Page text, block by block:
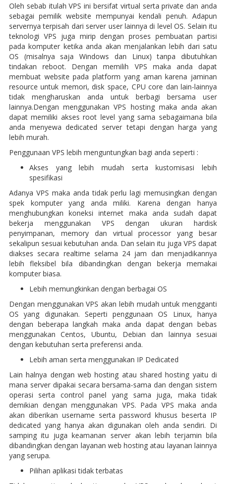
Oleh sebab itulah VPS ini bersifat virtual serta private dan anda
sebagai pemilik website mempunyai kendali penuh. Adapun
servernya terpisah dari server user lainnya di level OS. Selain itu
teknologi VPS juga mirip dengan proses pembuatan partisi
pada komputer ketika anda akan menjalankan lebih dari satu
OS (misalnya saja Windows dan Linux) tanpa dibutuhkan
tindakan reboot. Dengan memilih VPS maka anda dapat
membuat website pada platform yang aman karena jaminan
resource untuk memori, disk space, CPU core dan lain-lainnya
tidak mengharuskan anda untuk berbagi bersama user
lainnya.Dengan menggunakan VPS hosting maka anda akan
dapat memiliki akses root level yang sama sebagaimana bila
anda menyewa dedicated server tetapi dengan harga yang
lebih murah.
Penggunaan VPS lebih menguntungkan bagi anda seperti :
Akses yang lebih mudah serta kustomisasi lebih
spesifikasi
Adanya VPS maka anda tidak perlu lagi memusingkan dengan
spek komputer yang anda miliki. Karena dengan hanya
menghubungkan koneksi internet maka anda sudah dapat
bekerja menggunakan VPS dengan ukuran hardisk
penyimpanan, memory dan virtual processor yang besar
sekalipun sesuai kebutuhan anda. Dan selain itu juga VPS dapat
diakses secara realtime selama 24 jam dan menjadikannya
lebih fleksibel bila dibandingkan dengan bekerja memakai
komputer biasa.
Lebih memungkinkan dengan berbagai OS
Dengan menggunakan VPS akan lebih mudah untuk mengganti
OS yang digunakan. Seperti penggunaan OS Linux, hanya
dengan beberapa langkah maka anda dapat dengan bebas
menggunakan Centos, Ubuntu, Debian dan lainnya sesuai
dengan kebutuhan serta preferensi anda.
Lebih aman serta menggunakan IP Dedicated
Lain halnya dengan web hosting atau shared hosting yaitu di
mana server dipakai secara bersama-sama dan dengan sistem
operasi serta control panel yang sama juga, maka tidak
demikian dengan menggunakan VPS. Pada VPS maka anda
akan diberikan username serta password khusus beserta IP
dedicated yang hanya akan digunakan oleh anda sendiri. Di
samping itu juga keamanan server akan lebih terjamin bila
dibandingkan dengan layanan web hosting atau layanan lainnya
yang serupa.
Pilihan aplikasi tidak terbatas